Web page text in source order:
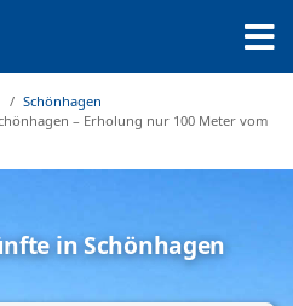
Schönhagen
– Erholung nur 100 Meter vom
in Schönhagen